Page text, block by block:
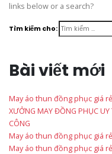
links below or a search?
Tìm kiếm cho:
Bài viết mới
May áo thun đồng phục giá rẻ
XƯỞNG MAY ĐỒNG PHỤC
CÔNG
May áo thun đồng phục giá
May áo thun đồng phục giá